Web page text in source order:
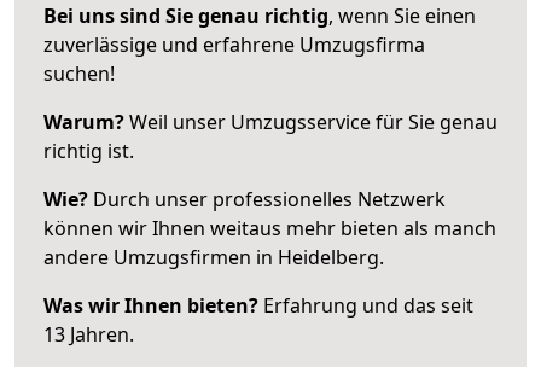
Bei uns sind Sie genau richtig, wenn Sie einen
zuverlässige und erfahrene Umzugsfirma
suchen!
Warum?Weil unser Umzugsservice für Sie genau
richtig ist.
Wie? Durch unser professionelles Netzwerk
können wir Ihnen weitaus mehr bieten als manch
andere Umzugsfirmen in Heidelberg.
Was wir Ihnen bieten? Erfahrung und das seit
13 Jahren.